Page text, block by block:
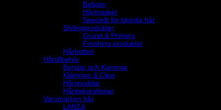
Balsam
Hårmasker
Speciellt för blonda hår
Stylingprodukter
Grund & Primers
Finishing produkter
Hårbotten
Hårtillbehör
Borstar och Kammar
Klämmor & Clips
Hårsnoddar
Hårdekorationer
Varumärken hår
LANZA